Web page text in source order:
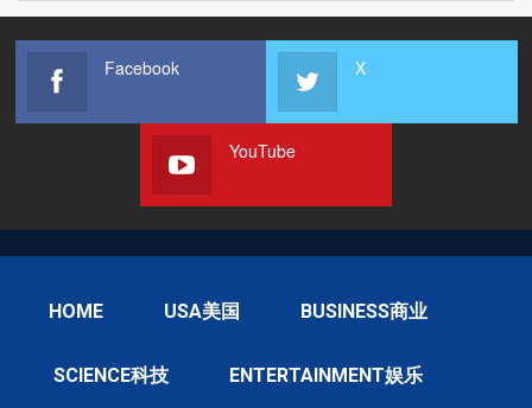
Facebook X
YouTube
HOME USA美国 BUSINESS商业
SCIENCE科技 ENTERTAINMENT娱乐